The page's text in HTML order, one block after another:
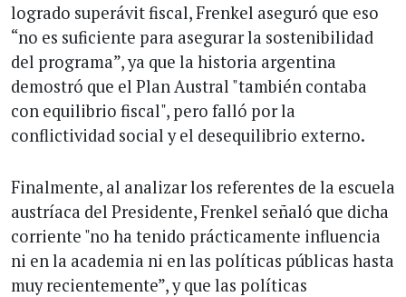
logrado superávit fiscal, Frenkel aseguró que eso
“no es suficiente para asegurar la sostenibilidad
del programa”, ya que la historia argentina
demostró que el Plan Austral "también contaba
con equilibrio fiscal", pero falló por la
conflictividad social y el desequilibrio externo.
Finalmente, al analizar los referentes de la escuela
austríaca del Presidente, Frenkel señaló que dicha
corriente "no ha tenido prácticamente influencia
ni en la academia ni en las políticas públicas hasta
muy recientemente”, y que las políticas